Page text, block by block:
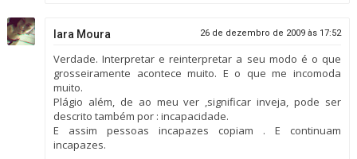
Iara Moura 26 de dezembro de 2009 às 17:52
Verdade. Interpretar e reinterpretar a seu modo é o que
grosseiramente acontece muito. E o que me incomoda
muito.
Plágio além, de ao meu ver ,significar inveja, pode ser
descrito também por : incapacidade.
E assim pessoas incapazes copiam . E continuam
incapazes.